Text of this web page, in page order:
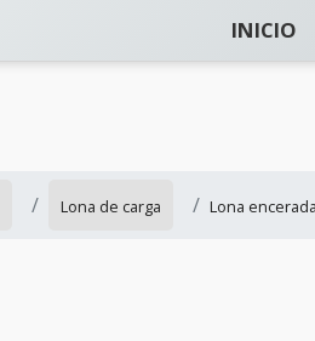
INICIO
Lona de carga Lona